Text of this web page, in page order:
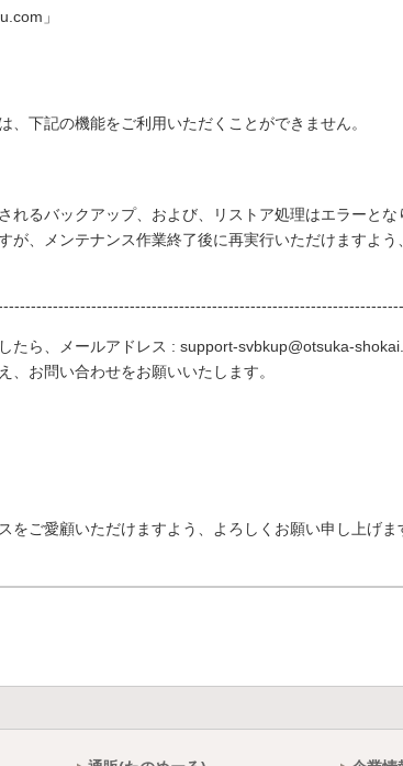
」
下記の機能をご利用いただくことができません。
るバックアップ、および、リストア処理はエラーとな
、メンテナンス作業終了後に再実行いただけますよう、
たら、メールアドレス : support-svbkup@otsuka-
、お問い合わせをお願いいたします。
をご愛顧いただけますよう、よろしくお願い申し上げま